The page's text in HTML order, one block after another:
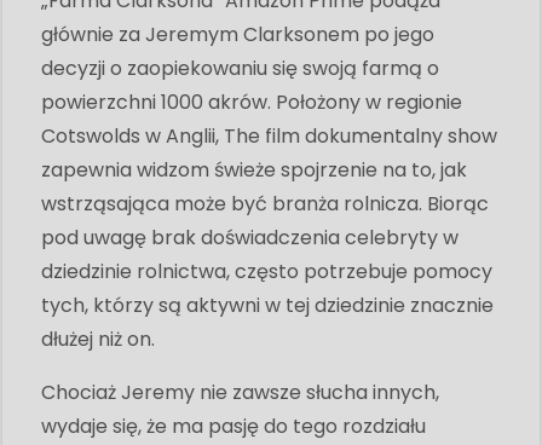
głównie za Jeremym Clarksonem po jego
decyzji o zaopiekowaniu się swoją farmą o
powierzchni 1000 akrów. Położony w regionie
Cotswolds w Anglii, The film dokumentalny show
zapewnia widzom świeże spojrzenie na to, jak
wstrząsająca może być branża rolnicza. Biorąc
pod uwagę brak doświadczenia celebryty w
dziedzinie rolnictwa, często potrzebuje pomocy
tych, którzy są aktywni w tej dziedzinie znacznie
dłużej niż on.
Chociaż Jeremy nie zawsze słucha innych,
wydaje się, że ma pasję do tego rozdziału